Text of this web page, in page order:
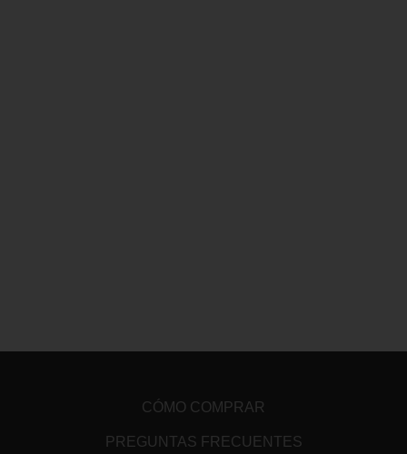
CÓMO COMPRAR
PREGUNTAS FRECUENTES